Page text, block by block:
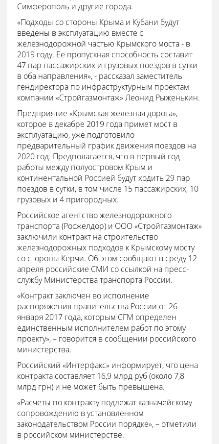
Симферополь и другие города.
«Подходы со стороны Крыма и Кубани будут
введены в эксплуатацию вместе с
железнодорожной частью Крымского моста - в
2019 году. Ее пропускная способность составит
47 пар пассажирских и грузовых поездов в сутки
в оба направления», - рассказал заместитель
гендиректора по инфраструктурным проектам
компании «Стройгазмонтаж» Леонид Рыженькин.
Предприятие «Крымская железная дорога»,
которое в декабре 2019 года примет мост в
эксплуатацию, уже подготовило
предварительный график движения поездов на
2020 год. Предполагается, что в первый год
работы между полуостровом Крым и
континентальной Россией будут ходить 29 пар
поездов в сутки, в том числе 15 пассажирских, 10
грузовых и 4 пригородных.
Российское агентство железнодорожного
транспорта (Росжелдор) и ООО «Стройгазмонтаж»
заключили контракт на строительство
железнодорожных подходов к Крымскому мосту
со стороны Керчи. Об этом сообщают в среду 12
апреля российские СМИ со ссылкой на пресс-
службу Министерства транспорта России.
«Контракт заключен во исполнение
распоряжения правительства России от 26
января 2017 года, которым СГМ определен
единственным исполнителем работ по этому
проекту», – говорится в сообщении российского
министерства.
Российский «Интерфакс» информирует, что цена
контракта составляет 16,9 млрд руб (около 7,8
млрд грн) и не может быть превышена.
«Расчеты по контракту подлежат казначейскому
сопровождению в установленном
законодательством России порядке», – отметили
в российском министерстве.